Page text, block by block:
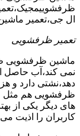
ال جی،تعمیر
تعمیر ظرفشویی
ماشین ظرفشویی
نمی کند،آب حاصل
دهد،نشتی دارد و
ظرفشویی هم مثل
های دیگر یکی از
کاربران را اذیت